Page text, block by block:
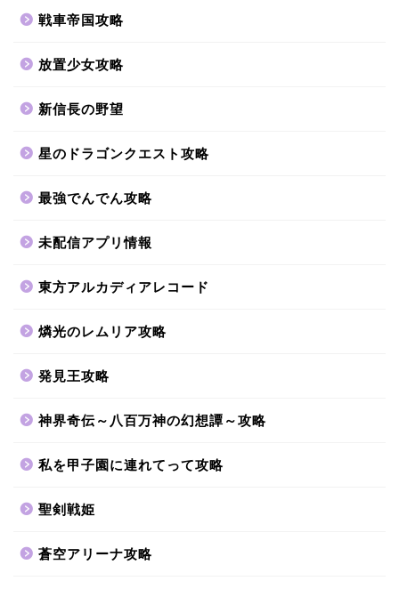
戦車帝国攻略
放置少女攻略
新信長の野望
星のドラゴンクエスト攻略
最強でんでん攻略
未配信アプリ情報
東方アルカディアレコード
燐光のレムリア攻略
発見王攻略
神界奇伝～八百万神の幻想譚～攻略
私を甲子園に連れてって攻略
聖剣戦姫
蒼空アリーナ攻略